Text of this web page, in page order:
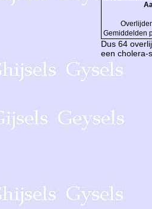
Gemiddelden
Dus 64
een cholera-